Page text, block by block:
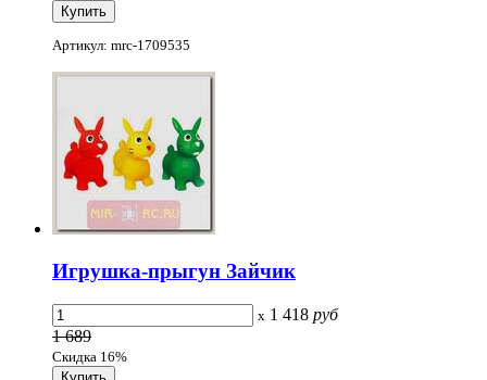
Артикул: mrc-1709535
Игрушка-прыгун Зайчик
x 1 418 руб
1 689
Скидка 16%